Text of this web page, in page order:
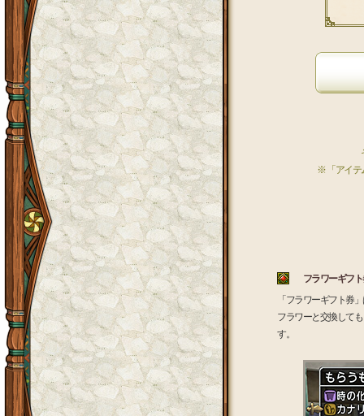
※ 「アイテ
フラワーギフト
「フラワーギフト券
フラワーと交換して
す。